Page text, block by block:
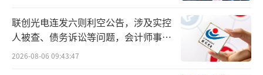
一瓶咀嚼片能治四五种病、４盒药片就能
让胃黏膜变得光滑厚实富有弹性、一个枕头就
能让多年的颈椎病痊愈……如今，在一些网络
联创光电连发六则利空公告，涉及实控
人被查、债务诉讼等问题，会计师事务
所曾出具“保留意见”
2026-08-06 09:43:47